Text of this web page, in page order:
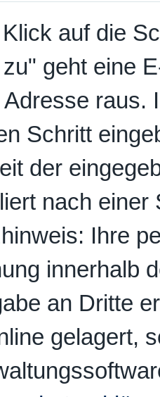
auf die
geht eine
raus.
Schritt
der
nach einer
Ihre
innerhalb
an Dritte
gelagert,